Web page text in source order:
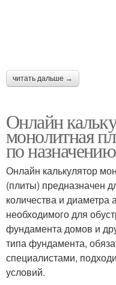
читать дальше →
Онлайн
монолитная
по
Онлайн калькулятор
(плиты) предназначен
количества и
необходимого для
фундамента домов и
типа фундамента,
специалистами,
условий.